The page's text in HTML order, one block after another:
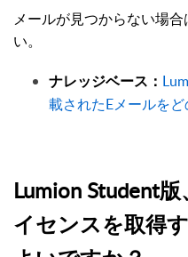
メールが見つからない場
い。
ナレッジベース：
載されたEメールを
Lumion Student
イセンスを取得